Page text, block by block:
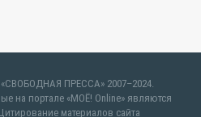
ПРЕССА» 2007–2024.
на портале «МОЁ! Online» являются
материалов сайта